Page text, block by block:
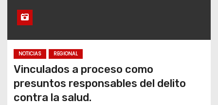
NOTICIAS REGIONAL
Vinculados a proceso como
presuntos responsables del delito
contra la salud.